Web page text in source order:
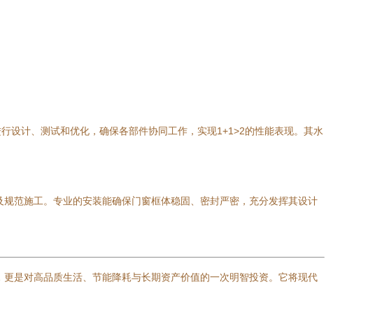
设计、测试和优化，确保各部件协同工作，实现1+1>2的性能表现。其水
范施工。专业的安装能确保门窗框体稳固、密封严密，充分发挥其设计
是对高品质生活、节能降耗与长期资产价值的一次明智投资。它将现代